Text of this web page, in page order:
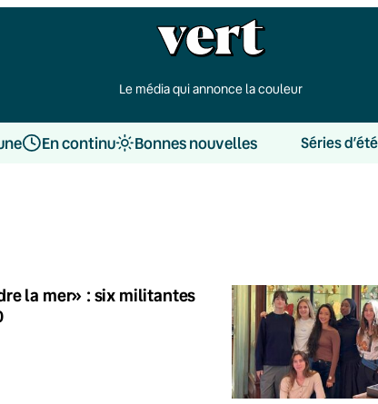
Le média qui annonce la couleur
En continu Bonnes nouvelles Séries d’été
la mer» : six militantes